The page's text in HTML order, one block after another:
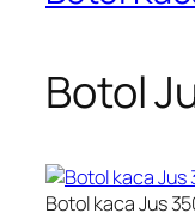
Botol
Botol kaca Jus